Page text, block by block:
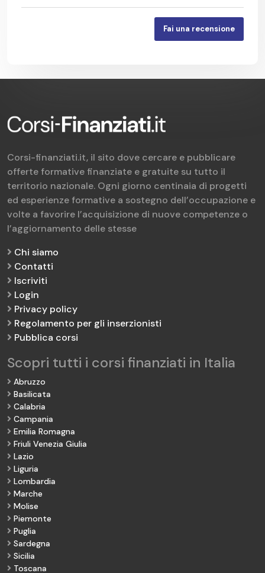
Fai una recensione
Corsi-finanziati.it, il sito dove cercare e pubblicare
offerte formative finanziate e gratuite su tutto il
territorio nazionale. Ogni giorno centinaia di progetti
ed esperienze formative a sostegno dell’occupazione e
volte a favorire l’acquisizione di nuove competenze o
l’aggiornamento delle stesse
Chi siamo
Contatti
Iscriviti
Login
Privacy policy
Regolamento per gli inserzionisti
Pubblica corsi
Scopri tutti i corsi finanziati in Italia
Abruzzo
Basilicata
Calabria
Campania
Emilia Romagna
Friuli Venezia Giulia
Lazio
Liguria
Lombardia
Marche
Molise
Piemonte
Puglia
Sardegna
Sicilia
Toscana